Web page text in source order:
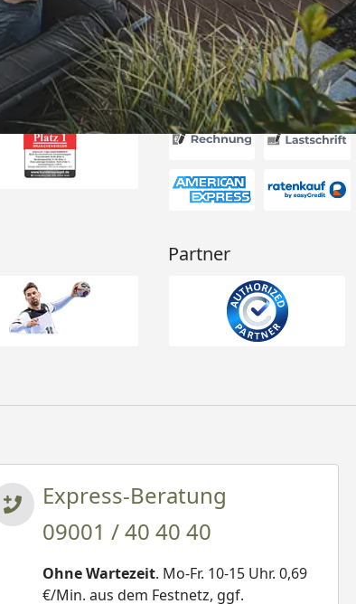
Akzeptierte
Partner
Express-Beratung
09001 / 40 40 40
Ohne Wartezeit. Mo-Fr. 10-15 Uhr. 0,69
€/Min. aus dem Festnetz, ggf.